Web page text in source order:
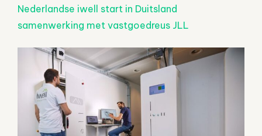
Nederlandse iwell start in Duitsland
samenwerking met vastgoedreus JLL